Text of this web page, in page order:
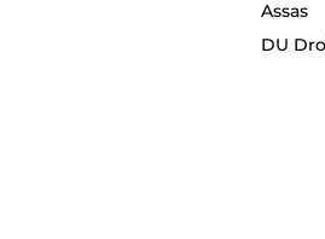
Assas
DU